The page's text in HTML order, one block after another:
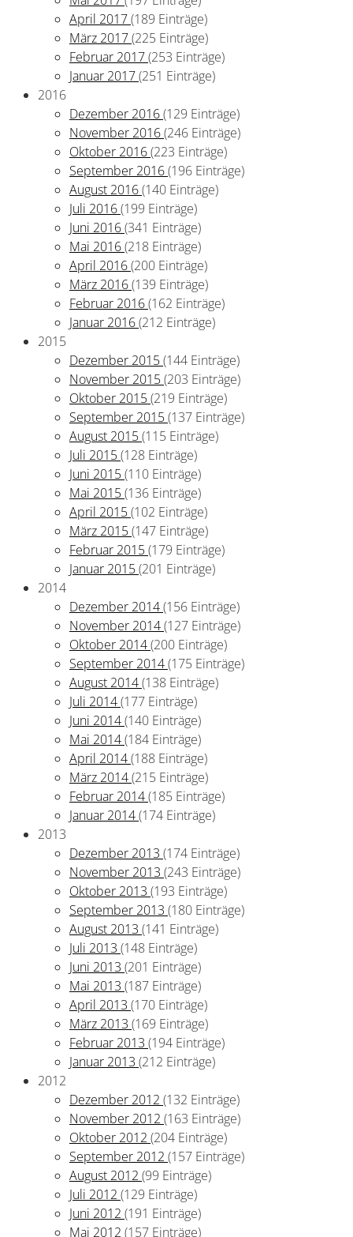
April 2017(189 Einträge)
März 2017(225 Einträge)
Februar 2017(253 Einträge)
Januar 2017(251 Einträge)
2016
Dezember 2016(129 Einträge)
November 2016(246 Einträge)
Oktober 2016(223 Einträge)
September 2016(196 Einträge)
August 2016(140 Einträge)
Juli 2016(199 Einträge)
Juni 2016(341 Einträge)
Mai 2016(218 Einträge)
April 2016(200 Einträge)
März 2016(139 Einträge)
Februar 2016(162 Einträge)
Januar 2016(212 Einträge)
2015
Dezember 2015(144 Einträge)
November 2015(203 Einträge)
Oktober 2015(219 Einträge)
September 2015(137 Einträge)
August 2015(115 Einträge)
Juli 2015(128 Einträge)
Juni 2015(110 Einträge)
Mai 2015(136 Einträge)
April 2015(102 Einträge)
März 2015(147 Einträge)
Februar 2015(179 Einträge)
Januar 2015(201 Einträge)
2014
Dezember 2014(156 Einträge)
November 2014(127 Einträge)
Oktober 2014(200 Einträge)
September 2014(175 Einträge)
August 2014(138 Einträge)
Juli 2014(177 Einträge)
Juni 2014(140 Einträge)
Mai 2014(184 Einträge)
April 2014(188 Einträge)
März 2014(215 Einträge)
Februar 2014(185 Einträge)
Januar 2014(174 Einträge)
2013
Dezember 2013 (174 Einträge)
November 2013 (243 Einträge)
Oktober 2013 (193 Einträge)
September 2013 (180 Einträge)
August 2013 (141 Einträge)
Juli 2013 (148 Einträge)
Juni 2013 (201 Einträge)
Mai 2013 (187 Einträge)
April 2013 (170 Einträge)
März 2013 (169 Einträge)
Februar 2013 (194 Einträge)
Januar 2013 (212 Einträge)
2012
Dezember 2012 (132 Einträge)
November 2012 (163 Einträge)
Oktober 2012 (204 Einträge)
September 2012 (157 Einträge)
August 2012 (99 Einträge)
Juli 2012 (129 Einträge)
Juni 2012 (191 Einträge)
Mai 2012 (157 Einträge)